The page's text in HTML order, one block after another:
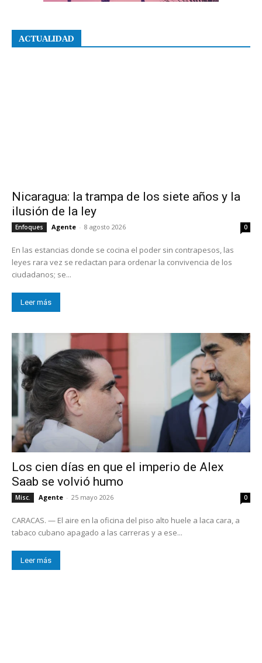
ACTUALIDAD
Nicaragua: la trampa de los siete años y la
ilusión de la ley
Enfoques Agente - 8 agosto 2026 0
En las estancias donde se cocina el poder sin contrapesos, las
leyes rara vez se redactan para ordenar la convivencia de los
ciudadanos; se...
Leer más
Los cien días en que el imperio de Alex
Saab se volvió humo
Misc. Agente - 25 mayo 2026 0
CARACAS. — El aire en la oficina del piso alto huele a laca cara, a
tabaco cubano apagado a las carreras y a ese...
Leer más